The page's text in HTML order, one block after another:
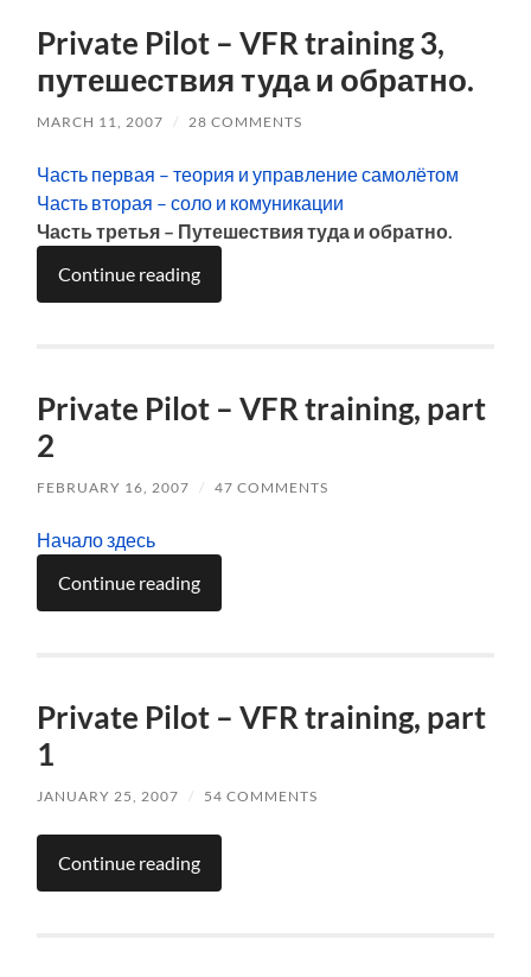
Private Pilot – VFR training 3,
путешествия туда и обратно.
MARCH 11, 2007 / 28 COMMENTS
Часть первая – теория и управление самолётом
Часть вторая – соло и комуникации
Часть третья – Путешествия туда и обратно.
Continue reading
Private Pilot – VFR training, part
2
FEBRUARY 16, 2007 / 47 COMMENTS
Начало здесь
Continue reading
Private Pilot – VFR training, part
1
JANUARY 25, 2007 / 54 COMMENTS
Continue reading